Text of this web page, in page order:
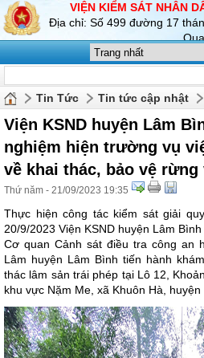
VIỆN KIỂM SÁT NHÂN
Địa chỉ: Số 499 đường 17
Tin Tức Tin tức cập nhật
Viện KSND huyện Lâm
nghiệm hiện trường vụ
về khai thác, bảo vệ rừng
Thứ năm - 21/09/2023 19:35
Thực hiện công tác kiểm sát giải
20/9/2023 Viện KSND huyện Lâm
Cơ quan Cảnh sát điều tra công an
Lâm huyện Lâm Bình tiến hành
thác lâm sản trái phép tại Lô 12,
khu vực Nặm Me, xã Khuôn Hà, huyện